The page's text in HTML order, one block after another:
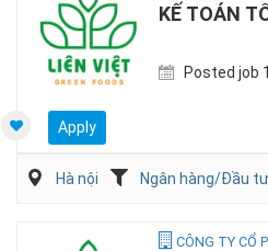
KẾ TOÁN
Posted job
Apply
Hà nội Ngân hàng/Đầu tư
CÔNG TY CỔ